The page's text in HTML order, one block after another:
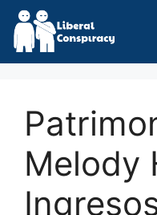
Skip
content
Melody